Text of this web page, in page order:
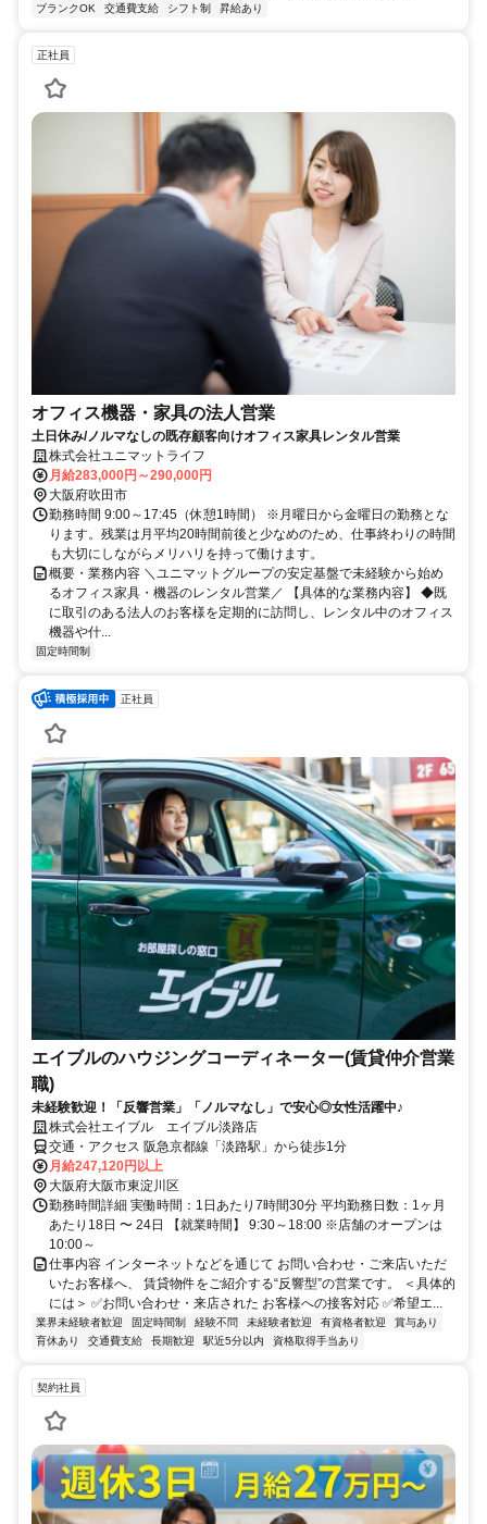
ブランクOK
交通費支給 シフト制 昇給あり
正社員
オフィス機器・家具の法人営業
土日休み/ノルマなしの既存顧客向けオフィス家具レンタル営業
株式会社ユニマットライフ
月給283,000円～290,000円
大阪府吹田市
勤務時間 9:00～17:45（休憩1時間） ※月曜日から金曜日の勤務とな
ります。残業は月平均20時間前後と少なめのため、仕事終わりの時間
も大切にしながらメリハリを持って働けます。
概要・業務内容 ＼ユニマットグループの安定基盤で未経験から始め
るオフィス家具・機器のレンタル営業／ 【具体的な業務内容】 ◆既
に取引のある法人のお客様を定期的に訪問し、レンタル中のオフィス
機器や什...
固定時間制
正社員
エイブルのハウジングコーディネーター(賃貸仲介営業
職)
未経験歓迎！「反響営業」「ノルマなし」で安心◎女性活躍中♪
株式会社エイブル エイブル淡路店
交通・アクセス 阪急京都線「淡路駅」から徒歩1分
月給247,120円以上
大阪府大阪市東淀川区
勤務時間詳細 実働時間：1日あたり7時間30分 平均勤務日数：1ヶ月
あたり18日 〜 24日 【就業時間】 9:30～18:00 ※店舗のオープンは
10:00～
仕事内容 インターネットなどを通じて お問い合わせ・ご来店いただ
いたお客様へ、 賃貸物件をご紹介する“反響型”の営業です。 ＜具体的
には＞ ✅お問い合わせ・来店された お客様への接客対応 ✅希望エ...
業界未経験者歓迎 固定時間制 経験不問 未経験者歓迎 有資格者歓迎
賞与あり
育休あり
交通費支給 長期歓迎 駅近5分以内 資格取得手当あり
契約社員